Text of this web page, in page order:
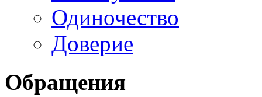
Одиночество
Доверие
Обращения